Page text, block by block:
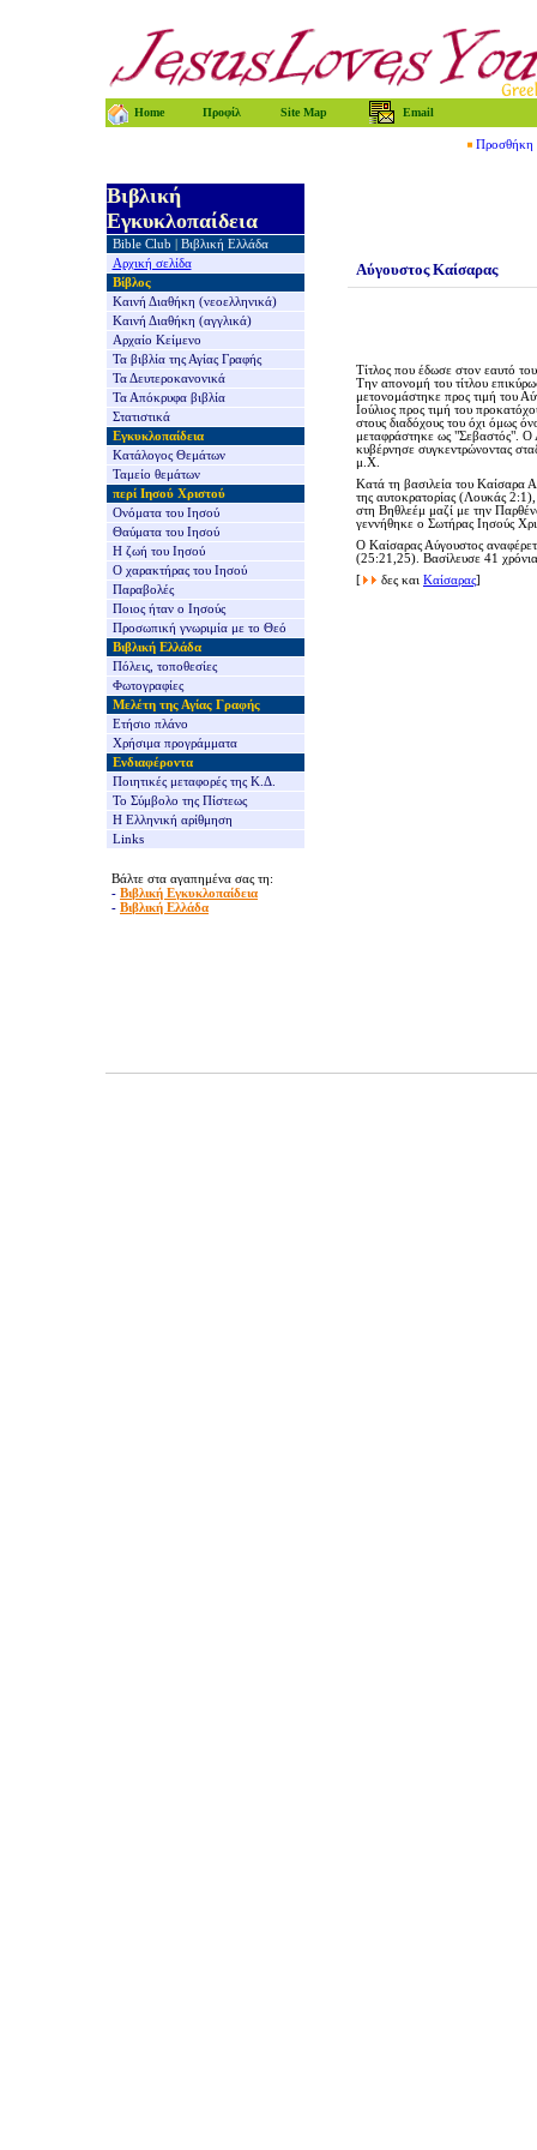
Home Προφίλ Site Map Email
Προσθήκη
Βιβλική
Εγκυκλοπαίδεια
Bible Club
Βιβλική Ελλάδα
Αρχική σελίδα
Βίβλος
Καινή Διαθήκη (νεοελληνικά)
Καινή Διαθήκη (αγγλικά)
Αρχαίο Κείμενο
Τα βιβλία τηςΑγίας Γραφής
Τα Δευτεροκανονικά
Τα Απόκρυφα βιβλία
Στατιστικά
Εγκυκλοπαίδεια
Κατάλογος Θεμάτων
Ταμείο θεμάτων
περί Ιησού Χριστού
Ονόματα του Ιησού
Θαύματα του Ιησού
Η ζωή του Ιησού
Ο χαρακτήρας του Ιησού
Παραβολές
Ποιος ήταν ο Ιησούς
Προσωπική γνωριμία με το Θεό
Βιβλική Ελλάδα
Πόλεις, τοποθεσίες
Φωτογραφίες
Μελέτη της Αγίας Γραφής
Ετήσιο πλάνο
Χρήσιμα προγράμματα
Ενδιαφέροντα
Ποιητικές μεταφορές της Κ.Δ.
Το Σύμβολο της Πίστεως
Η Ελληνική αρίθμηση
Links
Βάλτε στα αγαπημένα σας τη:
- Βιβλική Εγκυκλοπαίδεια
- Βιβλική Ελλάδα
Αύγουστος Καίσαρας
Τίτλος που έδωσε στον εαυτό
Την απονομή του τίτλου
μετονομάστηκε προς τιμή του
Ιούλιος προς τιμή του
στους διαδόχους του όχι όμως
μεταφράστηκε ως "Σεβαστός".
κυβέρνησε συγκεντρώνοντας
μ.Χ.
Κατά τη βασιλεία του Καίσαρα
της αυτοκρατορίας (Λουκάς
στη Βηθλεέμ μαζί με την
γεννήθηκε ο Σωτήρας Ιησούς
Ο Καίσαρας Αύγουστος
(25:21,25). Βασίλευσε 41
[
δες και Καίσαρας]